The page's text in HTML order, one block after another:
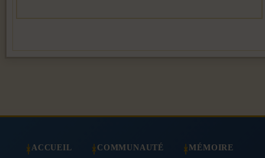
ACCUEIL COMMUNAUTÉ MÉMOIRE